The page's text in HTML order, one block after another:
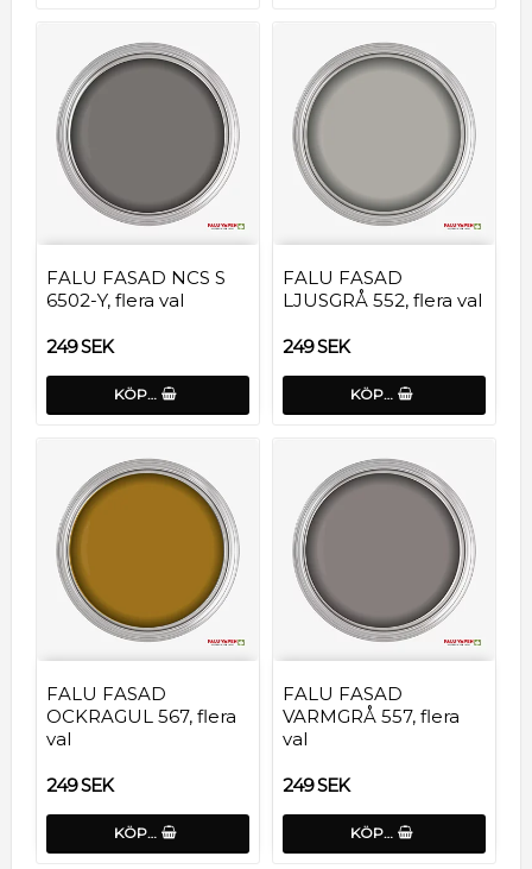
FALU FASAD NCS S
6502-Y, flera val
249 SEK
KÖP…
FALU FASAD
LJUSGRÅ 552, flera val
249 SEK
KÖP…
FALU FASAD
OCKRAGUL 567, flera
val
249 SEK
KÖP…
FALU FASAD
VARMGRÅ 557, flera
val
249 SEK
KÖP…